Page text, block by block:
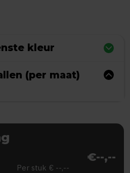
kleur
(per maat)
€--,--
Per stuk € --,--